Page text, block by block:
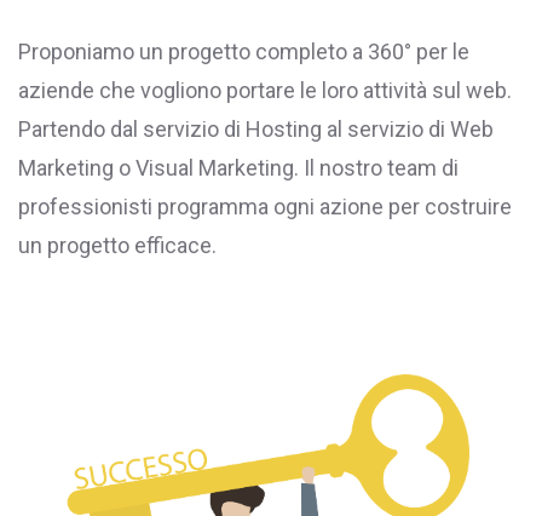
Proponiamo un progetto completo a 360° per le
aziende che vogliono portare le loro attività sul web.
Partendo dal servizio di Hosting al servizio di Web
Marketing o Visual Marketing. Il nostro team di
professionisti programma ogni azione per costruire
un progetto efficace.